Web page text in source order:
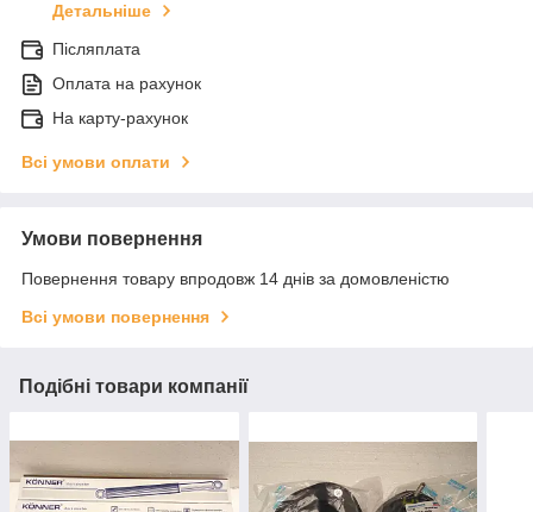
Детальніше
Післяплата
Оплата на рахунок
На карту-рахунок
Всі умови оплати
Умови повернення
Повернення товару впродовж 14 днів за домовленістю
Всі умови повернення
Подібні товари компанії